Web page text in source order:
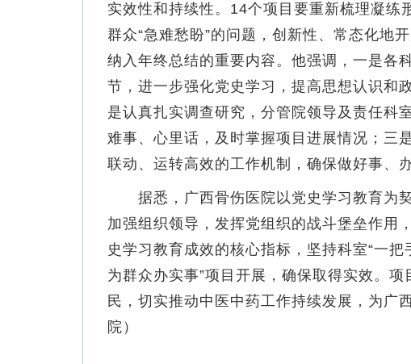
实效性和持续性。14个项目要重新梳理凝练
群众“急难愁盼”的问题，创新性、常态化地
纳入年终总结的重要内容。他强调，一是各
节，进一步强化党史学习，提高思想认识和
是认真扎实调查研究，分管院领导及责任科
难事、心里话，及时掌握项目进展情况；三
联动、运转高效的工作机制，确保做好事、
据悉，广西骨伤医院以党史学习教育为契
加强组织领导，发挥党组织的战斗堡垒作用
史学习教育成效的核心指标，坚持科室“一
为群众办实事”项目开展，确保取得实效。
民，切实推动中医中药工作持续发展，为广
院）